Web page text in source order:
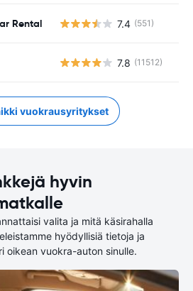
Rental 7.4 (551)
7.8 (11512)
vuokrausyritykset
hyvin
valita ja mitä käsirahalla
hyödyllisiä tietoja ja
oikean vuokra-auton sinulle.